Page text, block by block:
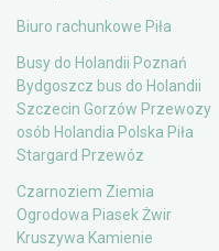
Biuro rachunkowe Piła
Busy do Holandii Poznań
Bydgoszcz bus do Holandii
Szczecin Gorzów Przewozy
osób Holandia Polska Piła
Stargard Przewóz
Czarnoziem Ziemia
Ogrodowa Piasek Żwir
Kruszywa Kamienie